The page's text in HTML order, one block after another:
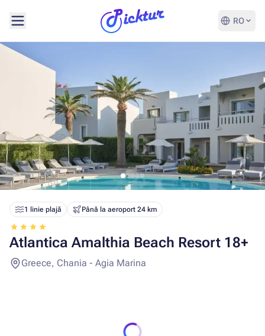
RO
1 linie plajă Până la aeroport 24 km
Atlantica Amalthia Beach Resort 18+
Greece, Chania - Agia Marina